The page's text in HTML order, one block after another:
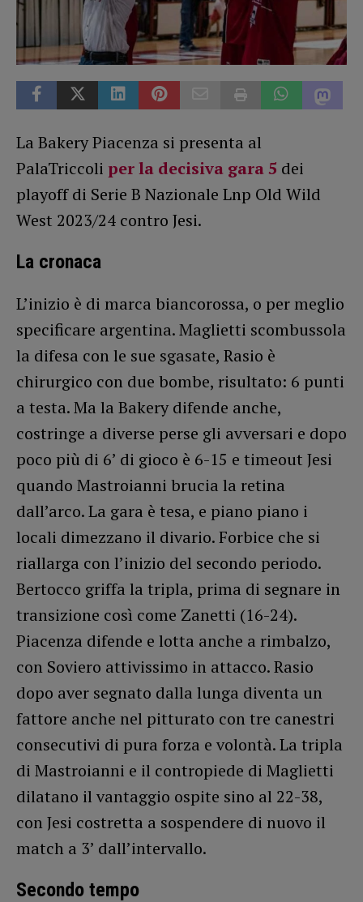
La Bakery Piacenza si presenta al
PalaTriccoli per la decisiva gara 5 dei
playoff di Serie B Nazionale Lnp Old Wild
West 2023/24 contro Jesi.
La cronaca
L’inizio è di marca biancorossa, o per meglio
specificare argentina. Maglietti scombussola
la difesa con le sue sgasate, Rasio è
chirurgico con due bombe, risultato: 6 punti
a testa. Ma la Bakery difende anche,
costringe a diverse perse gli avversari e dopo
poco più di 6’ di gioco è 6-15 e timeout Jesi
quando Mastroianni brucia la retina
dall’arco. La gara è tesa, e piano piano i
locali dimezzano il divario. Forbice che si
riallarga con l’inizio del secondo periodo.
Bertocco griffa la tripla, prima di segnare in
transizione così come Zanetti (16-24).
Piacenza difende e lotta anche a rimbalzo,
con Soviero attivissimo in attacco. Rasio
dopo aver segnato dalla lunga diventa un
fattore anche nel pitturato con tre canestri
consecutivi di pura forza e volontà. La tripla
di Mastroianni e il contropiede di Maglietti
dilatano il vantaggio ospite sino al 22-38,
con Jesi costretta a sospendere di nuovo il
match a 3’ dall’intervallo.
Secondo tempo